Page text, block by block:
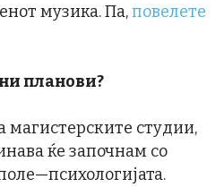
музика. Па,повелете
планови?
студии,
ќе започнам со